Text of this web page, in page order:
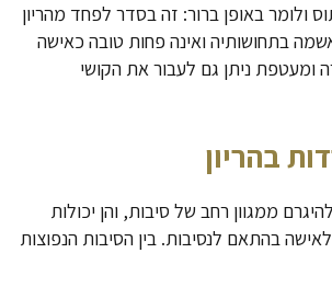
ולומר באופן ברור: זה בסדר לפחד מהריון
בתחושותיה ואינה פחות טובה כאישה
ומעטפת ניתן גם לעבור את הקושי
בהריון
ממגוון רחב של סיבות, והן יכולות
בהתאם לנסיבות. בין הסיבות הנפוצות